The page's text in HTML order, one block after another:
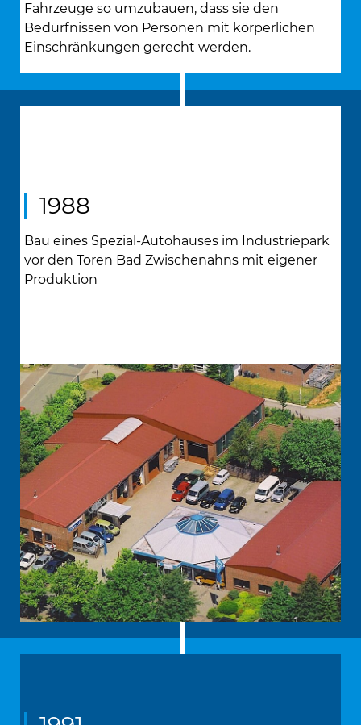
Fahrzeuge so umzubauen, dass sie den
Bedürfnissen von Personen mit körperlichen
Einschränkungen gerecht werden.
1988
Bau eines Spezial-Autohauses im Industriepark
vor den Toren Bad Zwischenahns mit eigener
Produktion